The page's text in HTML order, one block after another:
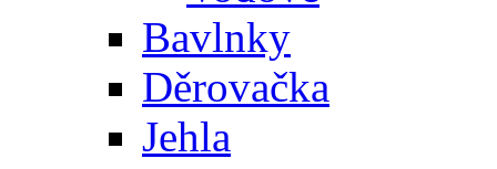
Bavlnky
Děrovačka
Jehla